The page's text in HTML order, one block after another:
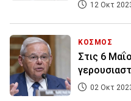
12 Οκτ
ΚΟΣΜΟΣ
Στις 6
02 Οκτ